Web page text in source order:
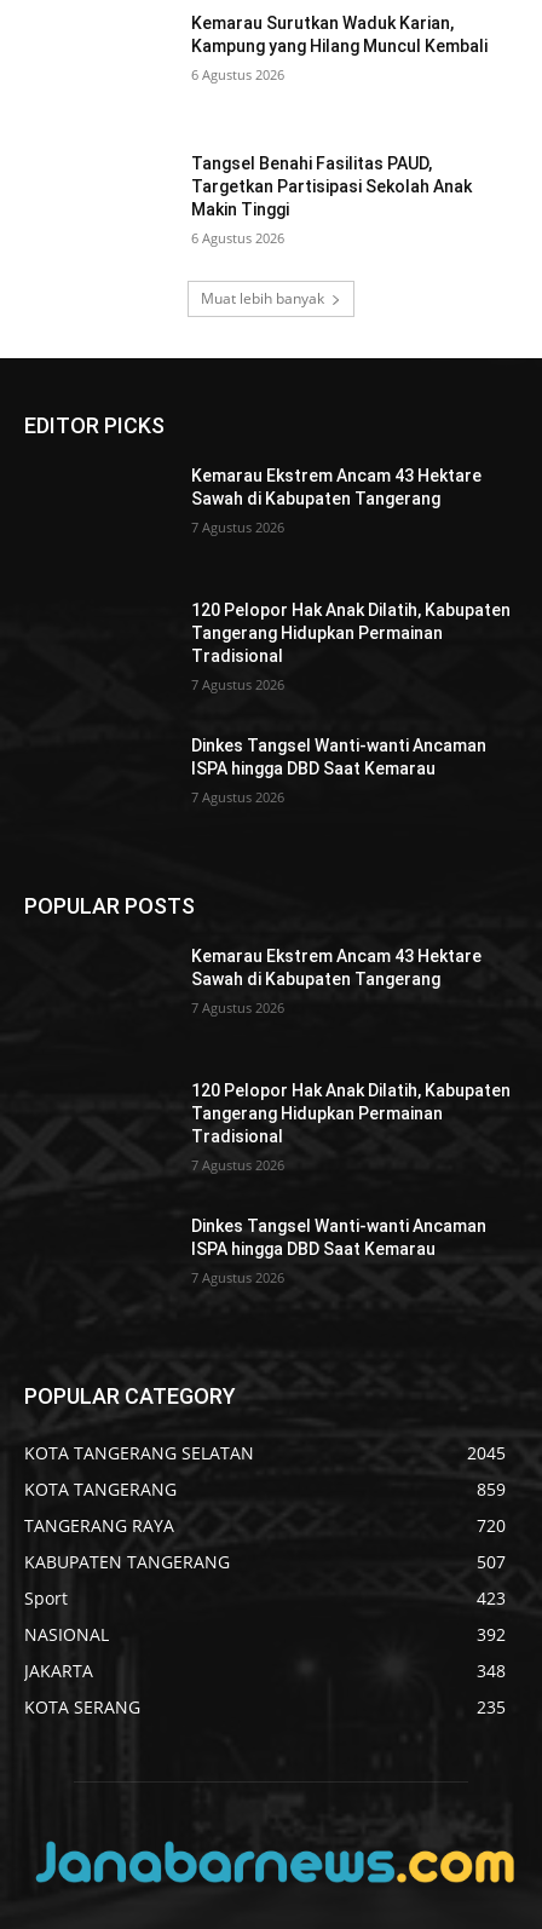
Kemarau Surutkan Waduk Karian,
Kampung yang Hilang Muncul Kembali
6 Agustus 2026
Tangsel Benahi Fasilitas PAUD,
Targetkan Partisipasi Sekolah Anak
Makin Tinggi
6 Agustus 2026
Muat lebih banyak
EDITOR PICKS
Kemarau Ekstrem Ancam 43 Hektare
Sawah di Kabupaten Tangerang
7 Agustus 2026
120 Pelopor Hak Anak Dilatih, Kabupaten
Tangerang Hidupkan Permainan
Tradisional
7 Agustus 2026
Dinkes Tangsel Wanti-wanti Ancaman
ISPA hingga DBD Saat Kemarau
7 Agustus 2026
POPULAR POSTS
Kemarau Ekstrem Ancam 43 Hektare
Sawah di Kabupaten Tangerang
7 Agustus 2026
120 Pelopor Hak Anak Dilatih, Kabupaten
Tangerang Hidupkan Permainan
Tradisional
7 Agustus 2026
Dinkes Tangsel Wanti-wanti Ancaman
ISPA hingga DBD Saat Kemarau
7 Agustus 2026
POPULAR CATEGORY
KOTA TANGERANG SELATAN
2045
KOTA TANGERANG
859
TANGERANG RAYA
720
KABUPATEN TANGERANG
507
Sport
423
NASIONAL
392
JAKARTA
348
KOTA SERANG
235